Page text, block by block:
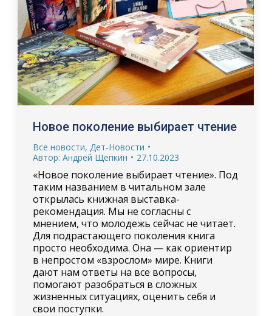
Новое поколение выбирает чтение
Все новости, Дет-Новости
Автор: Андрей Щепкин 27.10.2023
«Новое поколение выбирает чтение». Под
таким названием в читальном зале
открылась книжная выставка-
рекомендация. Мы не согласны с
мнением, что молодежь сейчас не читает.
Для подрастающего поколения книга
просто необходима. Она — как ориентир
в непростом «взрослом» мире. Книги
дают нам ответы на все вопросы,
помогают разобраться в сложных
жизненных ситуациях, оценить себя и
свои поступки.